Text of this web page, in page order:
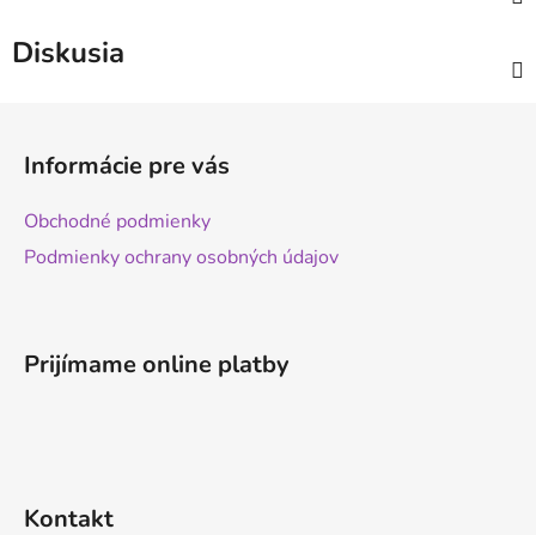
Diskusia
Informácie pre vás
Obchodné podmienky
Podmienky ochrany osobných údajov
Prijímame online platby
Kontakt